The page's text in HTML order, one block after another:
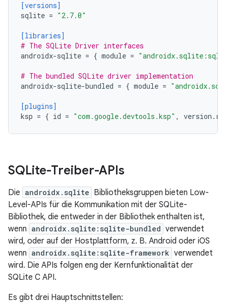
[versions]
sqlite = "2.7.0"
[libraries]
# The SQLite Driver interfaces
androidx-sqlite = { module =
# The bundled SQLite driver implementation
androidx-sqlite-bundled = { module =
[plugins]
ksp = { id = "com.google.devtools.ksp" , version .
SQLite-Treiber-APIs
Die androidx.sqlite Bibliotheksgruppen bieten Low-
Level-APIs für die Kommunikation mit der SQLite-
Bibliothek, die entweder in der Bibliothek enthalten ist,
wenn androidx.sqlite:sqlite-bundled verwendet
wird, oder auf der Hostplattform, z. B. Android oder iOS
wenn androidx.sqlite:sqlite-framework verwendet
wird. Die APIs folgen eng der Kernfunktionalität der
SQLite C API.
Es gibt drei Hauptschnittstellen: